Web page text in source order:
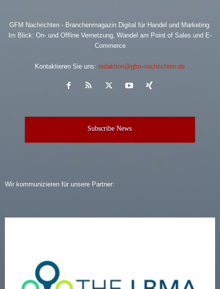
GFM Nachrichten - Branchenmagazin Digital für Handel und Marketing.
Im Blick: On- und Offline Vernetzung, Wandel am Point of Sales und E-
Commerce
Kontaktieren Sie uns: redaktion@gfm-nachrichten.de
Subscribe News
Wir kommunizieren für unsere Partner: